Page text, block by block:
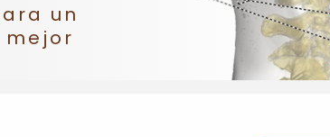
un
mejor